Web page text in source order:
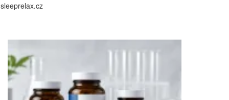
Skip
sleeprelax.cz